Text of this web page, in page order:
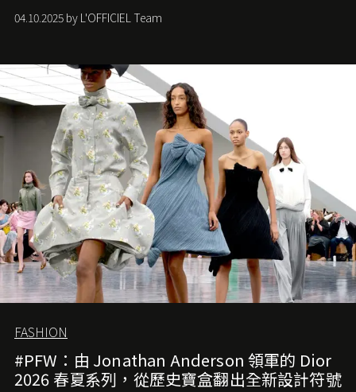
們如何各顯神通。意大利老牌 Gucci 在過去幾個季度業績
難已救回，開雲集團任命成功曾翻轉 Balenciaga 的愛將
團市值一日蒸發 30 億美元，大眾擔心走得太前的 Demna
會忽略品牌的美學基礎，最後變成三不像。而從剛剛推出
的首作所造成的話題及關注度，我們便知道 Demna 沒這麼
簡單，一個嶄新的 Gucci 時代已經展開！
04.10.2025 by L'OFFICIEL Team
FASHION
#PFW：由 Jonathan Anderson 領軍的 Dior
2026 春夏系列，從歷史寶盒翻出全新設計符號